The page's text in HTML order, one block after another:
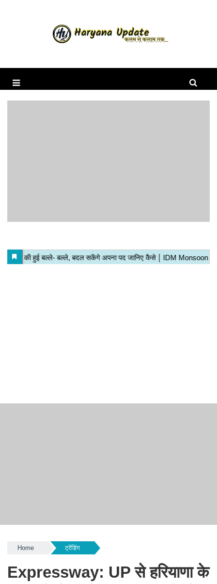
Home ट्रेंडिंग
Expressway: UP से हरियाणा के